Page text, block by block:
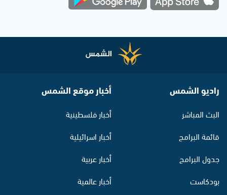
راديو الشمس
البث المباشر
قائمة البرامج
جدول البرامج
بودكاست
أخبار موقع الشمس
أخبار فلسطينية
أخبار اسرائيلية
أخبار عربية
أخبار عالمية